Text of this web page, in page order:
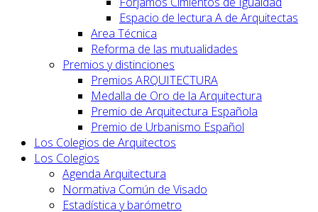
Espacio de lectura A de Arquitectas
Area Técnica
Reforma de las mutualidades
Premios y distinciones
Premios ARQUITECTURA
Medalla de Oro de la Arquitectura
Premio de Arquitectura Española
Premio de Urbanismo Español
Los Colegios de Arquitectos
Los Colegios
Agenda Arquitectura
Normativa Común de Visado
Estadística y barómetro